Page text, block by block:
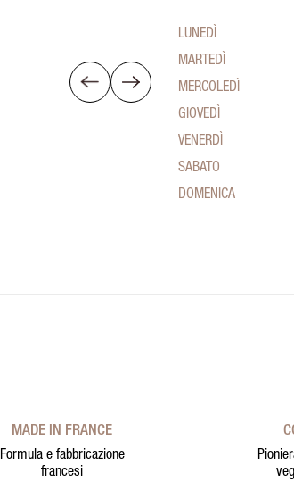
LUNEDÌ
MARTEDÌ
MERCOLEDÌ
GIOVEDÌ
VENERDÌ
SABATO
DOMENICA
MADE IN FRANCE
Formula e fabbricazione
francesi